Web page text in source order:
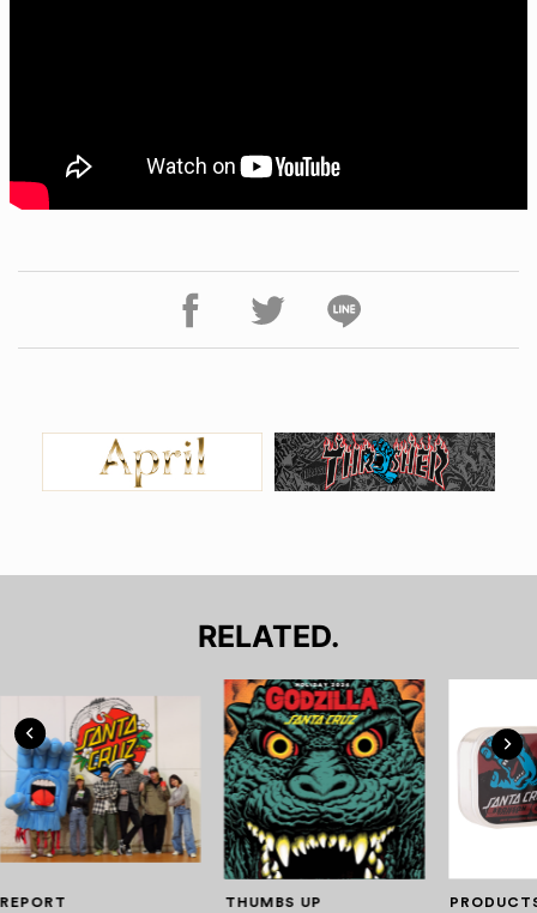
RELATED.
REPORT THUMBS UP